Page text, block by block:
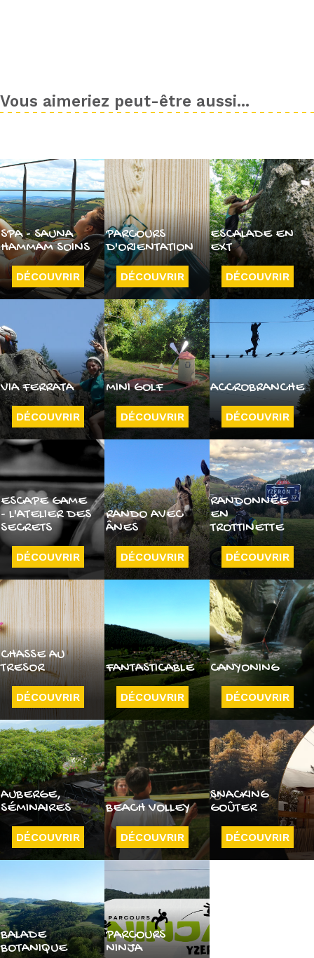
Vous aimeriez peut-être aussi...
SPA - SAUNA
HAMMAM SOINS
DÉCOUVRIR
PARCOURS
D'ORIENTATION
DÉCOUVRIR
ESCALADE EN
EXT
DÉCOUVRIR
VIA FERRATA
DÉCOUVRIR
MINI GOLF
DÉCOUVRIR
ACCROBRANCHE
DÉCOUVRIR
ESCAPE GAME
- L'ATELIER DES
SECRETS
DÉCOUVRIR
RANDO AVEC
ÂNES
DÉCOUVRIR
RANDONNÉE
EN
TROTTINETTE
DÉCOUVRIR
CHASSE AU
TRESOR
DÉCOUVRIR
FANTASTICABLE
DÉCOUVRIR
CANYONING
DÉCOUVRIR
AUBERGE,
SÉMINAIRES
DÉCOUVRIR
BEACH VOLLEY
DÉCOUVRIR
SNACKING
GOÛTER
DÉCOUVRIR
BALADE
BOTANIQUE
PARCOURS
NINJA